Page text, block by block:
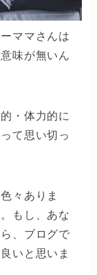
ママさんは
味が無いん
・体力的に
て思い切っ
々ありま
もし、あな
、ブログで
いと思いま